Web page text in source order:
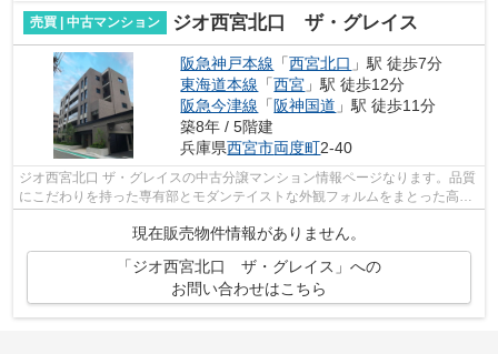
売買 | 中古マンション ジオ西宮北口 ザ・グレイス
阪急神戸本線 「西宮北口 」駅 徒歩7分
東海道本線 「西宮 」駅 徒歩12分
阪急今津線 「 阪神国道 」駅 徒歩11分
築8年 / 5階建
兵庫県西宮市両度町2-40
ジオ西宮北口 ザ・グレイスの中古分譲マンション情報ページなります。品質
にこだわりを持った専有部とモダンテイストな外観フォルムをまとった高級
現在販売物件情報がありません。
「ジオ西宮北口 ザ・グレイス」への
お問い合わせはこちら